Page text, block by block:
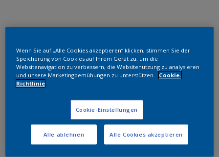
RAL 9003
MA603L
Muster bestellen
Bestellen Sie direkt im Webshop
Wenn Sie auf „Alle Cookies akzeptieren“ klicken, stimmen Sie der
Speicherung von Cookies auf Ihrem Gerät zu, um die
Websitenavigation zu verbessern, die Websitenutzung zu analysieren
und unsere Marketingbemühungen zu unterstützen.
Cookie-
Richtlinie
Cookie-Einstellungen
Alle ablehnen Alle Cookies akzeptieren